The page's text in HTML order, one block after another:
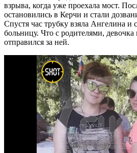
взрыва, когда уже проехала мост.
остановились в Керчи и стали
Спустя час трубку взяла Ангелина и
больницу. Что с родителями,
отправился за ней.